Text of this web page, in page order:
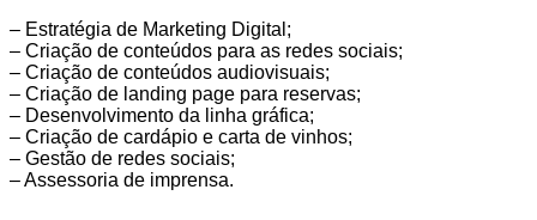
– Estratégia de Marketing Digital;
– Criação de conteúdos para as redes sociais;
– Criação de conteúdos audiovisuais;
– Criação de landing page para reservas;
– Desenvolvimento da linha gráfica;
– Criação de cardápio e carta de vinhos;
– Gestão de redes sociais;
– Assessoria de imprensa.